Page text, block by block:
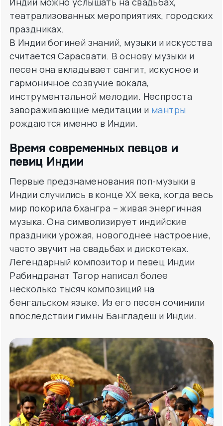
театрализованных мероприятиях, городских
праздниках.
В Индии богиней знаний, музыки и искусства
считается Сарасвати. В основу музыки и
песен она вкладывает сангит, искусное и
гармоничное созвучие вокала,
инструментальной мелодии. Неспроста
завораживающие медитации и мантры
рождаются именно в Индии.
Время современных певцов и
певиц Индии
Первые предзнаменования поп-музыки в
Индии случились в конце ХХ века, когда весь
мир покорила бхангра – живая энергичная
музыка. Она символизирует индийские
праздники урожая, новогоднее настроение,
часто звучит на свадьбах и дискотеках.
Легендарный композитор и певец Индии
Рабиндранат Тагор написал более
несколько тысяч композиций на
бенгальском языке. Из его песен сочинили
впоследствии гимны Бангладеш и Индии.